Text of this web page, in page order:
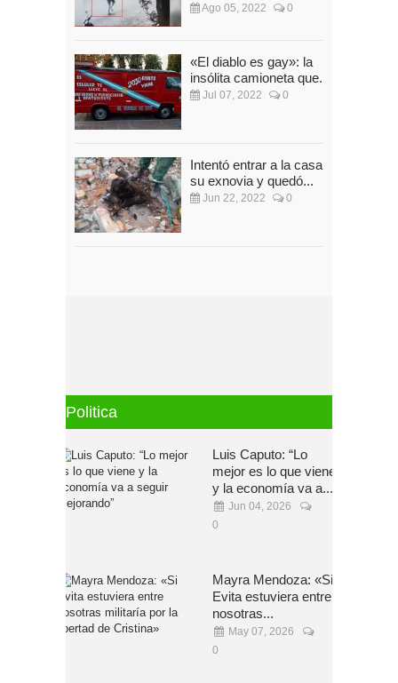
Ago 05, 2022 0
«El diablo es gay»: la
insólita camioneta que...
Jul 07, 2022 0
Intentó entrar a la casa de
su exnovia y quedó...
Jun 22, 2022 0
Politica
Luis Caputo: “Lo
mejor es lo que viene
y la economía va a...
Jun 04, 2026
0
Mayra Mendoza: «Si
Evita estuviera entre
nosotras...
May 07, 2026
0